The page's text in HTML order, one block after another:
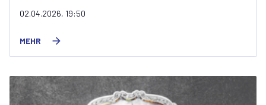
02.04.2026, 19:50
MEHR